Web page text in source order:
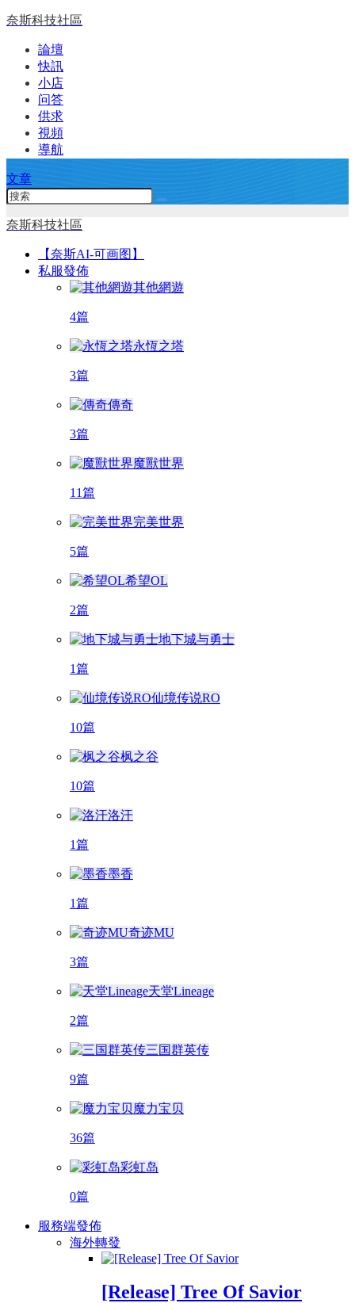
奈斯科技社區
論壇
快訊
小店
问答
供求
視頻
導航
文章
奈斯科技社區
【奈斯AI-可画图】
私服發佈
其他網遊
4篇
永恆之塔
3篇
傳奇
3篇
魔獸世界
11篇
完美世界
5篇
希望OL
2篇
地下城与勇士
1篇
仙境传说RO
10篇
枫之谷
10篇
洛汗
1篇
墨香
1篇
奇迹MU
3篇
天堂Lineage
2篇
三国群英传
9篇
魔力宝贝
36篇
彩虹岛
0篇
服務端發佈
海外轉發
[Release] Tree Of Savior